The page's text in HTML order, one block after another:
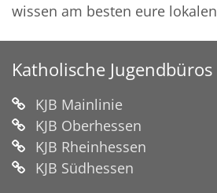
wissen am besten eure lokalen
Katholische Jugendbüros
KJB Mainlinie
KJB Oberhessen
KJB Rheinhessen
KJB Südhessen